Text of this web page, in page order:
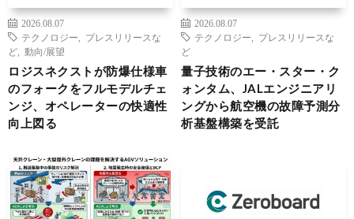
2026.08.07
テクノロジー
プレスリリースな
ど
動向/展望
ロジスネクストが防爆仕様車
のフォークをフルモデルチェ
ンジ、オペレーターの快適性
向上図る
2026.08.07
テクノロジー
プレスリリースな
ど
量子技術のエー・スター・ク
ォンタム、JALエンジニアリ
ングから航空機の故障予測分
析基盤構築を受託